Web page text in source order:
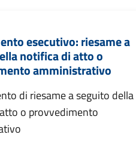
esecutivo: riesame a
notifica di atto o
amministrativo
di riesame a seguito della
o provvedimento